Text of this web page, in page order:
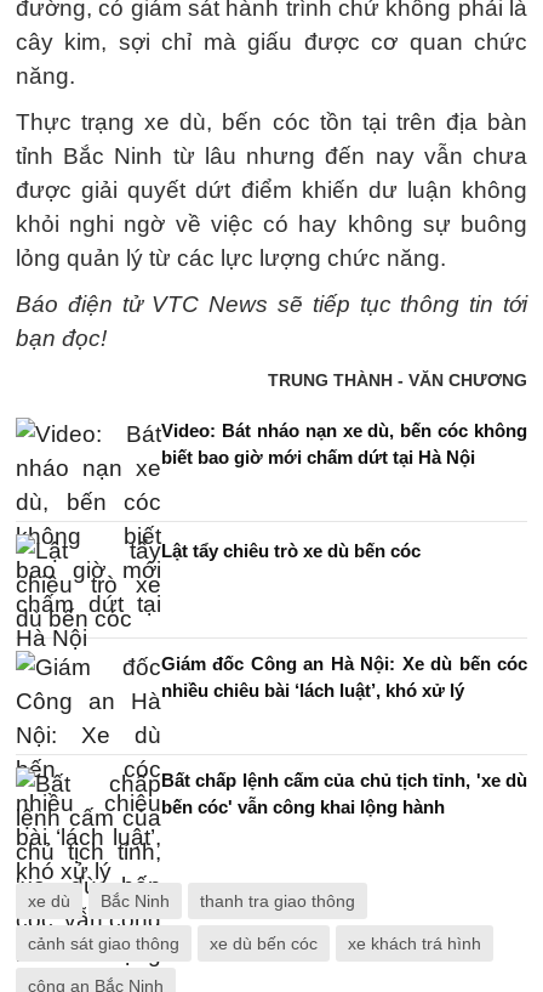
đường, có giám sát hành trình chứ không phải là
cây kim, sợi chỉ mà giấu được cơ quan chức
năng.
Thực trạng xe dù, bến cóc tồn tại trên địa bàn
tỉnh Bắc Ninh từ lâu nhưng đến nay vẫn chưa
được giải quyết dứt điểm khiến dư luận không
khỏi nghi ngờ về việc có hay không sự buông
lỏng quản lý từ các lực lượng chức năng.
Báo điện tử VTC News sẽ tiếp tục thông tin tới
bạn đọc!
TRUNG THÀNH - VĂN CHƯƠNG
Video: Bát nháo nạn xe dù, bến cóc không
biết bao giờ mới chấm dứt tại Hà Nội
Lật tẩy chiêu trò xe dù bến cóc
Giám đốc Công an Hà Nội: Xe dù bến cóc
nhiều chiêu bài ‘lách luật’, khó xử lý
Bất chấp lệnh cấm của chủ tịch tỉnh, 'xe dù
bến cóc' vẫn công khai lộng hành
xe dù Bắc Ninh thanh tra giao thông
cảnh sát giao thông xe dù bến cóc xe khách trá hình
công an Bắc Ninh